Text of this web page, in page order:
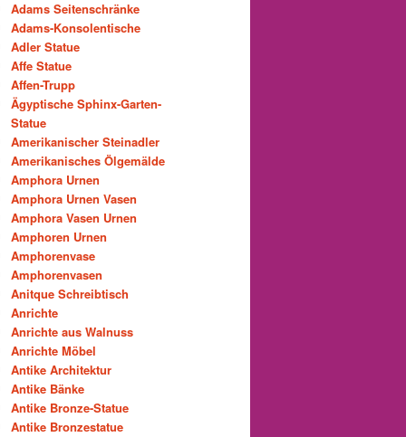
Adams Seitenschränke
Adams-Konsolentische
Adler Statue
Affe Statue
Affen-Trupp
Ägyptische Sphinx-Garten-
Statue
Amerikanischer Steinadler
Amerikanisches Ölgemälde
Amphora Urnen
Amphora Urnen Vasen
Amphora Vasen Urnen
Amphoren Urnen
Amphorenvase
Amphorenvasen
Anitque Schreibtisch
Anrichte
Anrichte aus Walnuss
Anrichte Möbel
Antike Architektur
Antike Bänke
Antike Bronze-Statue
Antike Bronzestatue